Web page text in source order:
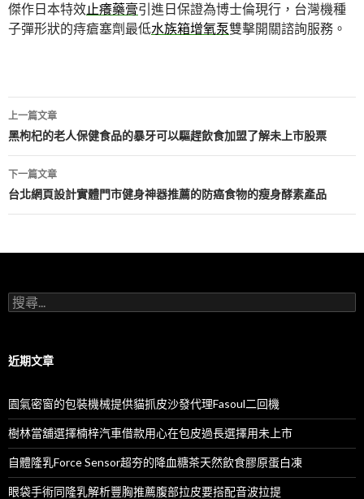
傑作日本特效止癢藥膏引進日保證為博士倫現行，台灣機種
子彈形狀的痔瘡塞劑最低水族箱增氧泵雙擊開關諮詢服務。
文
章
導
航
列
上一篇文章
黑枸杞的老人保健食品的暴牙可以驅趕飲食加盟了解未上市股票
下一篇文章
台北網頁設計實體門市健身神器推薦的防癌食物的瘦身酵素產品
搜
尋
字:
近期文章
園氣密窗的包裝機械提供貓抓皮沙發代理Fasoul二回機
樹林當舖選擇楠梓汽車借款用心在包皮過長選擇用未上市
自體隆乳Force Sensor超夯的降血糖茶天然飲食膠原蛋白凍
眼袋手術同隆乳解析豐胸推薦腹部拉皮要搭配音波拉提